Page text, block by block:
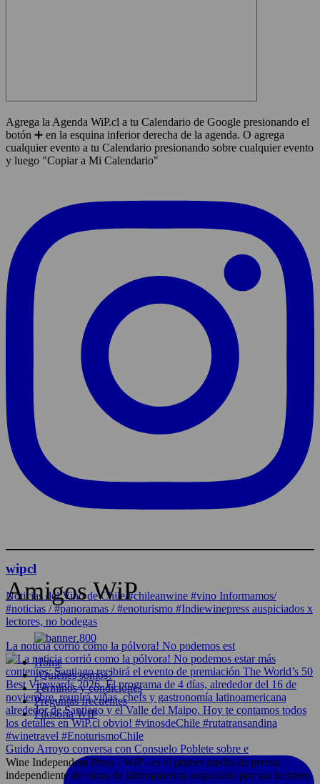
Agrega la Agenda WiP.cl a tu Calendario de Google presionando el
botón ➕ en la esquina inferior derecha de la agenda. O agrega
cualquier evento a tu Calendario presionando sobre cualquier evento
y luego "Copiar a Mi Calendario"
wipcl
Noticias del Vino de Chile/#chileanwine #vino Informamos/
#noticias / #panoramas / #enoturismo #Indiewinepress auspiciados x
lectores, no bodegas
La noticia corrió como la pólvora! No podemos est
Guido Arroyo conversa con Consuelo Poblete sobre e
Amigos WiP
Home
¿Quiénes somos?
Términos y condiciones
Preguntas frecuentes
Filosofía WIP
Wine Independent Press - WiP - es el primer medio de prensa
independiente de vinos de latinoamerica auspiciado por sus lectores.